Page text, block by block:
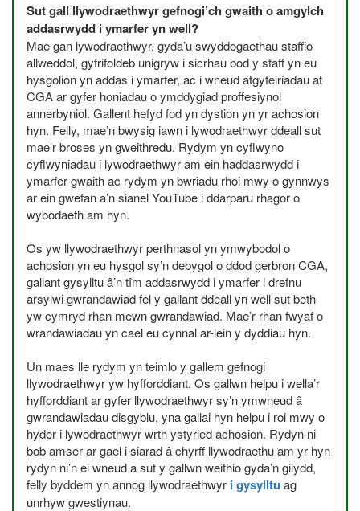
Sut gall llywodraethwyr gefnogi’ch gwaith o amgylch
addasrwydd i ymarfer yn well?
Mae gan lywodraethwyr, gyda’u swyddogaethau staffio
allweddol, gyfrifoldeb unigryw i sicrhau bod y staff yn eu
hysgolion yn addas i ymarfer, ac i wneud atgyfeiriadau at
CGAar gyfer honiadau o ymddygiad proffesiynol
annerbyniol. Gallent hefyd fod yn dystion yn yr achosion
hyn. Felly, mae’n bwysig iawn i lywodraethwyr ddeall sut
mae’r broses yn gweithredu. Rydym yn cyflwyno
cyflwyniadau i lywodraethwyr am ein haddasrwydd i
ymarfer gwaith ac rydym yn bwriadu rhoi mwy o gynnwys
ar ein gwefan a’n sianel YouTube i ddarparu rhagor o
wybodaeth am hyn.
Os yw llywodraethwyr perthnasol yn ymwybodol o
achosion yn eu hysgol sy’n debygol o ddod gerbronCGA,
gallant gysylltu â’n tîm addasrwydd i ymarfer i drefnu
arsylwi gwrandawiad fel y gallant ddeall yn well sut beth
yw cymryd rhan mewn gwrandawiad. Mae’r rhan fwyaf o
wrandawiadau yn cael eu cynnal ar-lein y dyddiau hyn.
Un maes lle rydym yn teimlo y gallem gefnogi
llywodraethwyr yw hyfforddiant. Os gallwn helpu i wella’r
hyfforddiant ar gyfer llywodraethwyr sy’n ymwneud â
gwrandawiadau disgyblu, yna gallai hyn helpu i roi mwy o
hyder i lywodraethwyr wrth ystyried achosion. Rydyn ni
bob amser ar gael i siarad â chyrff llywodraethu am yr hyn
rydyn ni’n ei wneud a sut y gallwn weithio gyda’n gilydd,
felly byddem yn annog llywodraethwyr i gysylltu ag
unrhyw gwestiynau.